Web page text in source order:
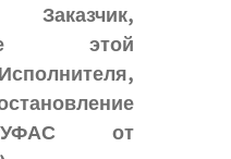
этой
УФАС от